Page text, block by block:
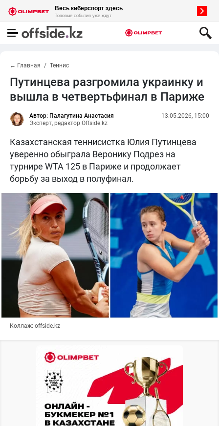
← Главная Теннис
Путинцева разгромила украинку и
вышла в четвертьфинал в Париже
Автор: Палагутина Анастасия
Эксперт, редактор Offside.kz
13.05.2026, 15:00
Казахстанская теннисистка Юлия Путинцева
уверенно обыграла Веронику Подрез на
турнире WTA 125 в Париже и продолжает
борьбу за выход в полуфинал.
Коллаж: offside.kz